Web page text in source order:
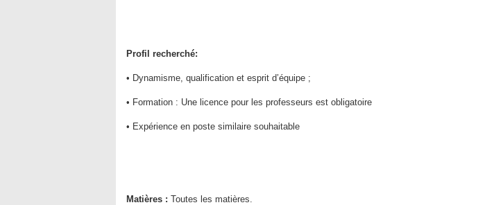
Profil recherché:
• Dynamisme, qualification et esprit d’équipe ;
• Formation : Une licence pour les professeurs est obligatoire
• Expérience en poste similaire souhaitable
Matières : Toutes les matières.